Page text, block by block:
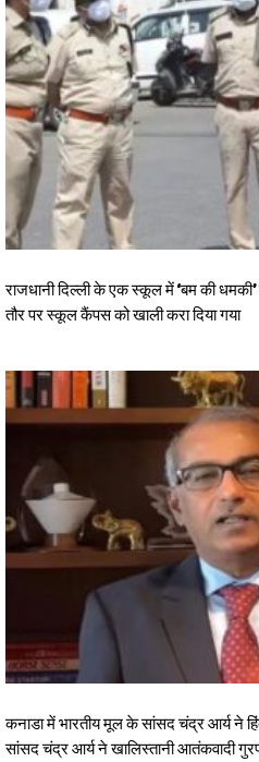
राजधानी दिल्ली के एक स्कूल में ‘बम की
तौर पर स्कूल कैंपस को खाली करा दिया गया
कनाडा में भारतीय मूल के सांसद चंद्र आर्य ने
सांसद चंद्र आर्य ने खालिस्तानी आतंकवादी